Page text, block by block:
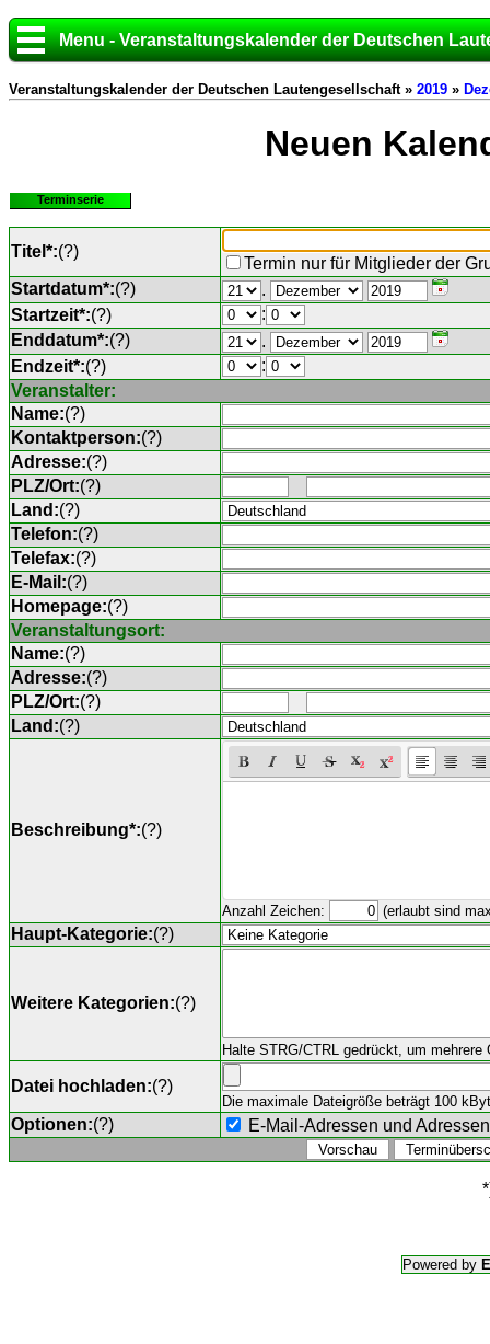
Menu - Veranstaltungskalender der Deutschen
Veranstaltungskalender der Deutschen Lautengesellschaft » 2019 »
Neuen
Terminserie
Titel*:(?)
Termin nur für Mitglieder der
Startdatum*:(?)
.
Startzeit*:(?)
:
Enddatum*:(?)
.
Endzeit*:(?)
:
Veranstalter:
Name:(?)
Kontaktperson:(?)
Adresse:(?)
PLZ/Ort:(?)
Land:(?)
Telefon:(?)
Telefax:(?)
E-Mail:(?)
Homepage:(?)
Veranstaltungsort:
Name:(?)
Adresse:(?)
PLZ/Ort:(?)
Land:(?)
Beschreibung*:(?)
Anzahl Zeichen: (erlaubt sind
Haupt-Kategorie:(?)
Weitere Kategorien:(?)
Halte STRG/CTRL gedrückt, um mehrere
Datei hochladen:(?)
Die maximale Dateigröße beträgt 100
Optionen:(?) E-Mail-Adressen und
Powered by